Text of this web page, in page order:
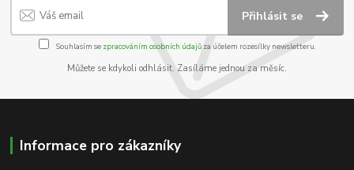
Přihlásit se
Souhlasím se zpracováním osobních údajůza účelem rozesílky newsletteru.
Můžete se kdykoli odhlásit. Zasíláme jednou za měsíc.
Informace pro zákazníky